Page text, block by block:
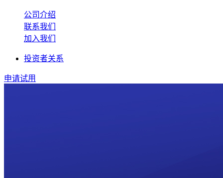
公司介绍
联系我们
加入我们
投资者关系
申请试用